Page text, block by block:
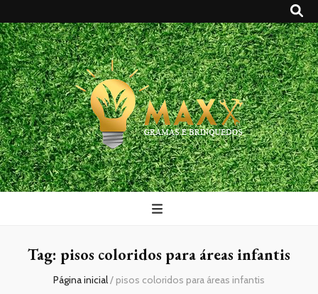
Maxx Gramas
Blog
Tag: pisos coloridos para áreas infantis
Página inicial/ pisos coloridos para áreas infantis